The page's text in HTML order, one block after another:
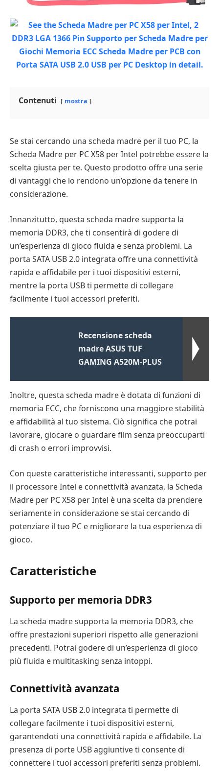
Contenuti mostra
Se stai cercando una scheda madre per il tuo PC, la
Scheda Madre per PC X58 per Intel potrebbe essere la
scelta giusta per te. Questo prodotto offre una serie
di vantaggi che lo rendono un’opzione da tenere in
considerazione.
Innanzitutto, questa scheda madre supporta la
memoria DDR3, che ti consentirà di godere di
un’esperienza di gioco fluida e senza problemi. La
porta SATA USB 2.0 integrata offre una connettività
rapida e affidabile per i tuoi dispositivi esterni,
mentre la porta USB ti permette di collegare
facilmente i tuoi accessori preferiti.
Recensione scheda
madre ASUS TUF
GAMING A520M-PLUS
Inoltre, questa scheda madre è dotata di funzioni di
memoria ECC, che forniscono una maggiore stabilità
e affidabilità al tuo sistema. Ciò significa che potrai
lavorare, giocare o guardare film senza preoccuparti
di crash o errori improvvisi.
Con queste caratteristiche interessanti, supporto per
il processore Intel e connettività avanzata, la Scheda
Madre per PC X58 per Intel è una scelta da prendere
seriamente in considerazione se stai cercando di
potenziare il tuo PC e migliorare la tua esperienza di
gioco.
Caratteristiche
Supporto per memoria DDR3
La scheda madre supporta la memoria DDR3, che
offre prestazioni superiori rispetto alle generazioni
precedenti. Potrai godere di un’esperienza di gioco
più fluida e multitasking senza intoppi.
Connettività avanzata
La porta SATA USB 2.0 integrata ti permette di
collegare facilmente i tuoi dispositivi esterni,
garantendoti una connettività rapida e affidabile. La
presenza di porte USB aggiuntive ti consente di
connettere i tuoi accessori preferiti senza problemi.